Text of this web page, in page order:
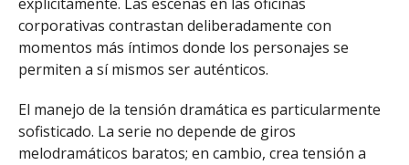
corporativas contrastan deliberadamente con
momentos más íntimos donde los personajes se
permiten a sí mismos ser auténticos.
El manejo de la tensión dramática es particularmente
sofisticado. La serie no depende de giros
melodramáticos baratos; en cambio, crea tensión a